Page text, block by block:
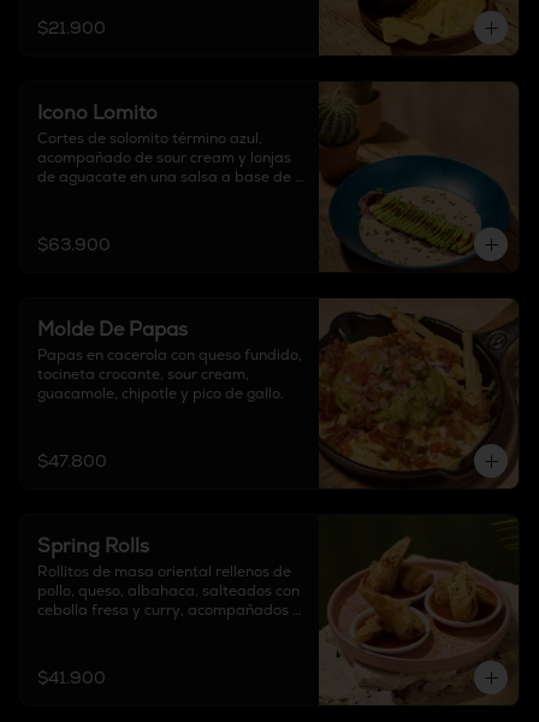
$21.900
Icono Lomito
Cortes de solomito término azul,
acompañado de sour cream y lonjas
de aguacate en una salsa a base de
$63.900
Molde De Papas
Papas en cacerola con queso fundido,
tocineta crocante, sour cream,
guacamole, chipotle y pico de gallo.
$47.800
Spring Rolls
Rollitos de masa oriental rellenos de
pollo, queso, albahaca, salteados con
cebolla fresa y curry, acompañados
$41.900